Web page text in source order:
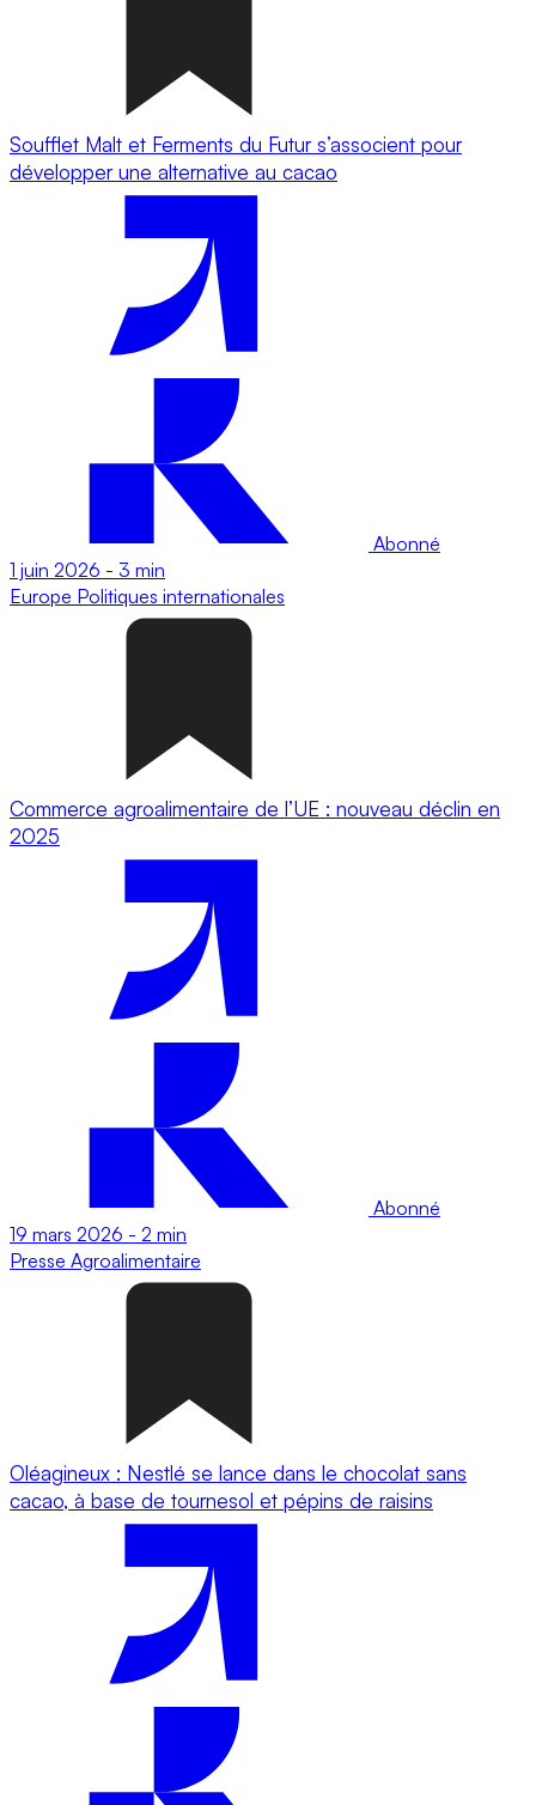
Soufflet Malt et Ferments du Futur s’associent pour
développer une alternative au cacao
Abonné
1 juin 2026 - 3 min
Europe Politiques internationales
Commerce agroalimentaire de l’UE : nouveau déclin en
2025
Abonné
19 mars 2026 - 2 min
Presse Agroalimentaire
Oléagineux : Nestlé se lance dans le chocolat sans
cacao, à base de tournesol et pépins de raisins